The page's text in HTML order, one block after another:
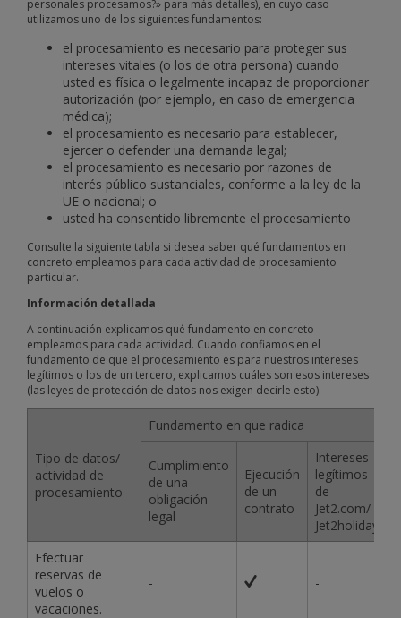
personales procesamos?» para más detalles), en cuyo caso
utilizamos uno de los siguientes fundamentos:
el procesamiento es necesario para proteger sus
intereses vitales (o los de otra persona) cuando
usted es física o legalmente incapaz de proporcionar
autorización (por ejemplo, en caso de emergencia
médica);
el procesamiento es necesario para establecer,
ejercer o defender una demanda legal;
el procesamiento es necesario por razones de
interés público sustanciales, conforme a la ley de la
UE o nacional; o
usted ha consentido libremente el procesamiento
Consulte la siguiente tabla si desea saber qué fundamentos en
concreto empleamos para cada actividad de procesamiento
particular.
Información detallada
A continuación explicamos qué fundamento en concreto
empleamos para cada actividad. Cuando confiamos en el
fundamento de que el procesamiento es para nuestros intereses
legítimos o los de un tercero, explicamos cuáles son esos intereses
(las leyes de protección de datos nos exigen decirle esto).
Tipo de datos/
actividad de
procesamiento
Fundamento en que radica
Cumplimiento
de una
obligación
legal
Ejecución
de un
contrato
Intereses
legítimos
de
Jet2.com/
Jet2holidays
Efectuar
reservas de
vuelos o
vacaciones.
- -